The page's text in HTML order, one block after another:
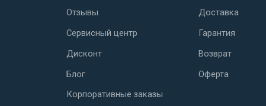
Отзывы
Сервисный центр
Дисконт
Блог
Корпоративные заказы
Доставка
Гарантия
Возврат
Оферта